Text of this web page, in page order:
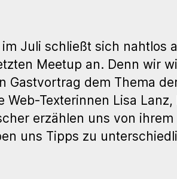
Juli schließt sich nahtlos
Meetup an. Denn wir
Gastvortrag dem Thema
Web-Texterinnen Lisa
erzählen uns von
uns Tipps zu